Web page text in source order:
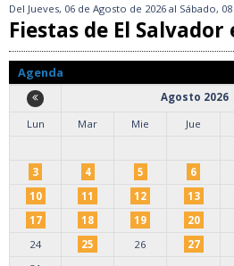
Del Jueves, 06 de Agosto de 2026 al Sábado,
Fiestas de El
Agenda
Agosto 2026
Lun
Mar Mie Jue
3
4 5 6
10
11 12 13
17
18 19 20
24
25 26 27